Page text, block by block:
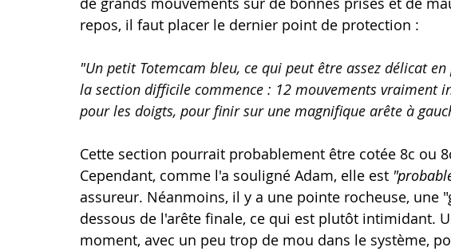
repos, il faut placer le dernier point de protection :
"Un petit Totemcam bleu, ce qui peut être assez délicat
la section difficile commence : 12 mouvements vraiment
pour les doigts, pour finir sur une magnifique arête à
Cette section pourrait probablement être cotée 8c ou
Cependant, comme l'a souligné Adam, elle est
assureur. Néanmoins, il y a une pointe rocheuse, une
dessous de l'arête finale, ce qui est plutôt intimidant.
moment, avec un peu trop de mou dans le système,